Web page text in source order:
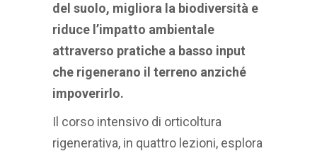
del suolo, migliora la biodiversità e
riduce l’impatto ambientale
attraverso pratiche a basso input
che rigenerano il terreno anziché
impoverirlo.
Il corso intensivo di orticoltura
rigenerativa, in quattro lezioni, esplora